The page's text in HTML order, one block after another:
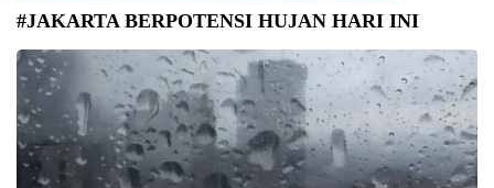
#JAKARTA BERPOTENSI HUJAN HARI INI
Wilayah Jakarta berpotensi diguyur hujan hari ini. (Foto: Doc-
beritajakarta.id)